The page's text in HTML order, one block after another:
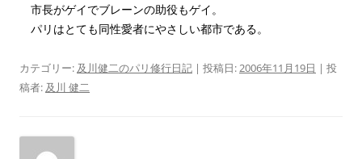
市長がゲイでブレーンの助役もゲイ。
パリはとても同性愛者にやさしい都市である。
カテゴリー: 及川健二のパリ修行日記 | 投稿日: 2006年11月19日 | 投
稿者: 及川 健二